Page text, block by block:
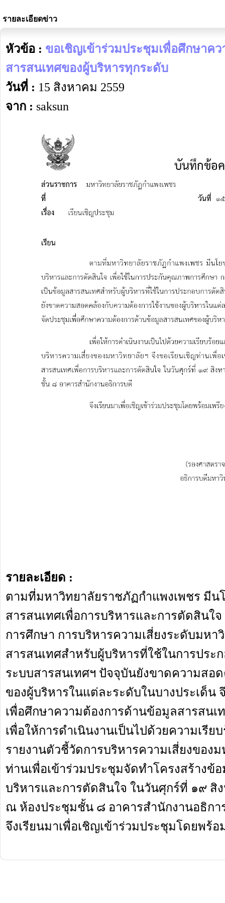
รายละเอียดข่าว
หัวข้อ : ขอเชิญเข้าร่วมประชุมเพื่อศึกษาค
สารสนเทศของผู้บริหารทุกระดับ
วันที่ : 15 สิงหาคม 2559
จาก : saksun
รายละเอียด :
ตามที่มหาวิทยาลัยราชภัฏกำแพงเพชร มี
สารสนเทศเพื่อการบริหารและการตัดสินใ
การศึกษา การบริหารความเสี่ยงระดับมหา
สารสนเทศสำหรับผู้บริหารที่ใช้ในการประ
ระบบสารสนเทศฯ ปัจจุบันยังขาดความสอ
ของผู้บริหารในแต่ละระดับในบางประเด็น
เพื่อศึกษาความต้องการด้านข้อมูลสารสนเ
เพื่อให้การดำเนินงานเป็นไปด้วยความเรีย
รายงานตัวชี้วัดการบริหารความเสี่ยงของ
ท่านเพื่อเข้าร่วมประชุมจัดทำโครงสร้างข้
บริหารและการตัดสินใจ ในวันศุกร์ที่ ๑๙ สิ
ณ ห้องประชุมชั้น ๘ อาคารสำนักงานอธิกา
จึงเรียนมาเพื่อเชิญเข้าร่วมประชุมโดยพร้อ